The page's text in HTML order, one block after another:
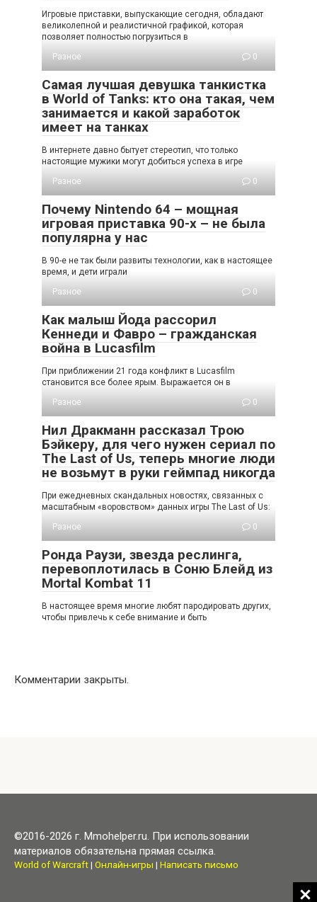
Игровые приставки, выпускающие сегодня, обладают
великолепной и реалистичной графикой, которая
позволяет полностью погрузиться в
Разное
0
Самая лучшая девушка танкистка
в World of Tanks: кто она такая, чем
занимается и какой заработок
имеет на танках
В интернете давно бытует стереотип, что только
настоящие мужики могут добиться успеха в игре
Разное
0
Почему Nintendo 64 – мощная
игровая приставка 90-х – не была
популярна у нас
В 90-е не так были развиты технологии, как в настоящее
время, и дети играли
Разное
0
Как малыш Йода рассорил
Кеннеди и Фавро – гражданская
война в Lucasfilm
При приближении 21 года конфликт в Lucasfilm
становится все более ярым. Выражается он в
Разное
0
Нил Дракманн рассказал Трою
Бэйкеру, для чего нужен сериал по
The Last of Us, теперь многие люди
не возьмут в руки геймпад никогда
При ежедневных скандальных новостях, связанных с
масштабным «воровством» данных игры The Last of Us:
Разное
0
Ронда Раузи, звезда реслинга,
перевоплотилась в Соню Блейд из
Mortal Kombat 11
В настоящее время многие любят пародировать других,
чтобы привлечь к себе внимание и быть
Комментарии закрыты.
©2016-2026 г. Mmohelper.ru. При использовании
материалов обязательна прямая ссылка.
World of Warcraft| Онлайн-игры | Написать письмо